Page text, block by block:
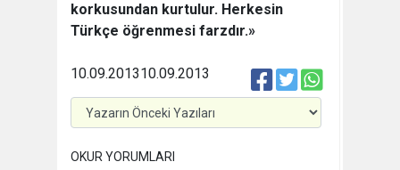
korkusundan kurtulur. Herkesin
Türkçe öğrenmesi farzdır.»
10.09.2013
10.09.2013
OKUR YORUMLARI